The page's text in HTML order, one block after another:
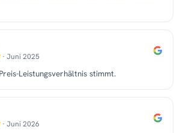
· Juni 2025
Leistungsverhältnis stimmt.
· Juni 2026